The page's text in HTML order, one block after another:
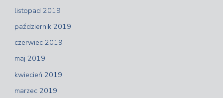
listopad 2019
październik 2019
czerwiec 2019
maj 2019
kwiecień 2019
marzec 2019